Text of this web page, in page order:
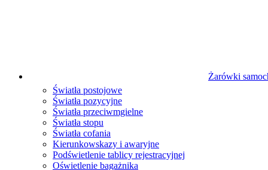
Żarówki
Światła postojowe
Światła pozycyjne
Światła przeciwmgielne
Światła stopu
Światła cofania
Kierunkowskazy i awaryjne
Podświetlenie tablicy rejestracyjnej
Oświetlenie bagażnika